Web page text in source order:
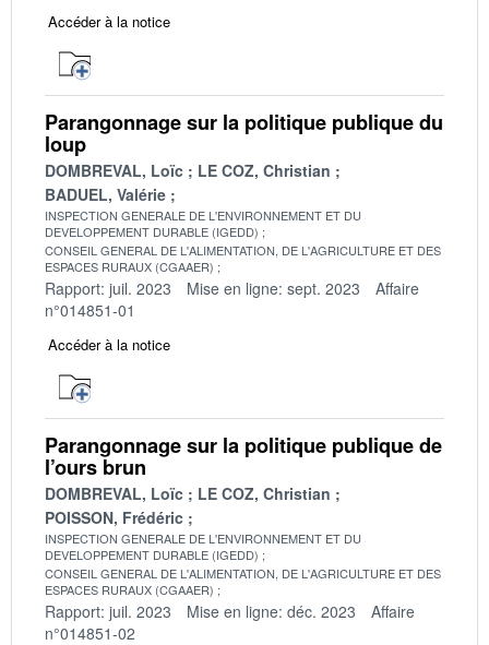
Accéder à la notice
Parangonnage sur la politique publique du
loup
DOMBREVAL, Loïc
LE COZ, Christian
BADUEL, Valérie
INSPECTION GENERALE DE L'ENVIRONNEMENT ET DU
DEVELOPPEMENT DURABLE (IGEDD)
CONSEIL GENERAL DE L'ALIMENTATION, DE L'AGRICULTURE ET DES
ESPACES RURAUX (CGAAER)
Rapport: juil. 2023 Mise en ligne: sept. 2023
Affaire
n°014851-01
Accéder à la notice
Parangonnage sur la politique publique de
l’ours brun
DOMBREVAL, Loïc
LE COZ, Christian
POISSON, Frédéric
INSPECTION GENERALE DE L'ENVIRONNEMENT ET DU
DEVELOPPEMENT DURABLE (IGEDD)
CONSEIL GENERAL DE L'ALIMENTATION, DE L'AGRICULTURE ET DES
ESPACES RURAUX (CGAAER)
Rapport: juil. 2023 Mise en ligne: déc. 2023
Affaire
n°014851-02